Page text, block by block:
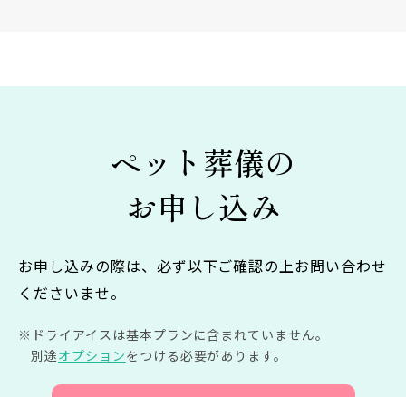
ペット葬儀の
お申し込み
お申し込みの際は、必ず以下ご確認の上お問い合わせ
くださいませ。
ドライアイスは基本プランに含まれていません。
別途オプションをつける必要があります。